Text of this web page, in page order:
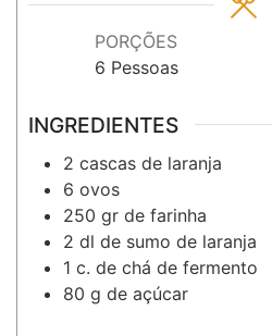
PORÇÕES
6 Pessoas
INGREDIENTES
2 cascas de laranja
6 ovos
250 gr de farinha
2 dl de sumo de laranja
1 c. de chá de fermento
80 g de açúcar